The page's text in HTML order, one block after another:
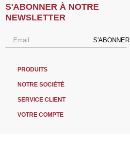
S'ABONNER À NOTRE
NEWSLETTER
S'ABONNER
PRODUITS
NOTRE SOCIÉTÉ
SERVICE CLIENT
VOTRE COMPTE